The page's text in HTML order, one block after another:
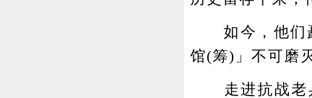
如今，他们矗
馆(筹)」不可磨
走进抗战老兵